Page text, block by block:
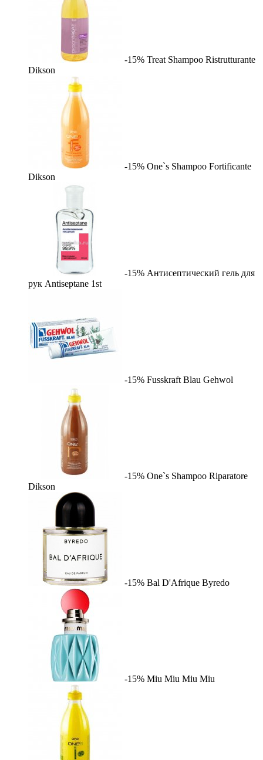
-15% Treat Shampoo Ristrutturante
Dikson
-15% One`s Shampoo Fortificante
Dikson
-15% Антисептический гель для
рук Antiseptane 1st
-15% Fusskraft Blau Gehwol
-15% One`s Shampoo Riparatore
Dikson
-15% Bal D'Afrique Byredo
-15% Miu Miu Miu Miu